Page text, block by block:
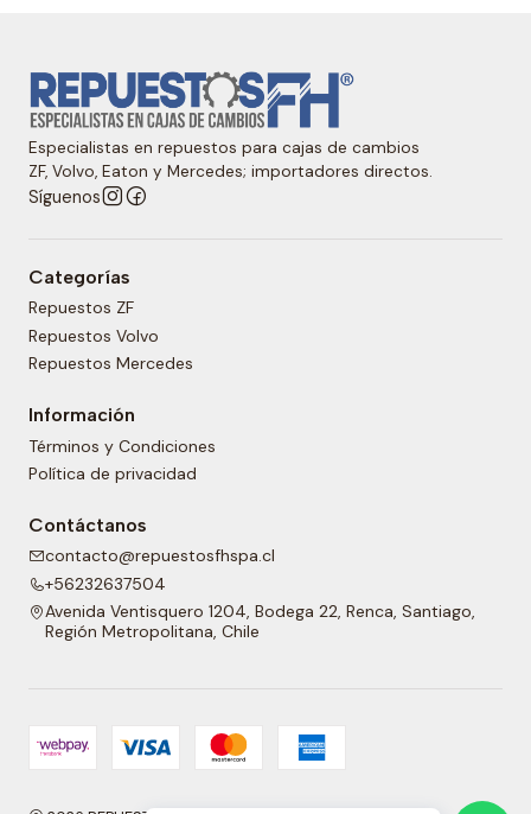
Especialistas en repuestos para cajas de cambios
ZF, Volvo, Eaton y Mercedes; importadores directos.
Síguenos
Categorías
Repuestos ZF
Repuestos Volvo
Repuestos Mercedes
Información
Términos y Condiciones
Política de privacidad
Contáctanos
contacto@repuestosfhspa.cl
+56232637504
Avenida Ventisquero 1204, Bodega 22, Renca, Santiago,
Región Metropolitana, Chile